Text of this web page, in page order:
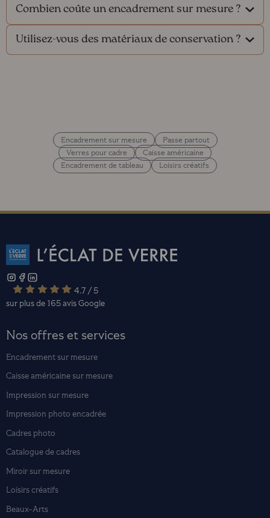
Combien coûte un encadrement sur mesure ?
Utilisez-vous des matériaux de conservation ?
Encadrement sur mesure
Passe partout
Verres pour cadre
Caisse américaine
Encadrement de tableau
Loisirs créatifs
4.7 / 5
sur plus de 165 avisGoogle
Nos offres et services
Encadrement sur mesure
Caisse américaine sur mesure
Impression sur mesure
Impression photo encadrée
Cadres photo
Catalogue de cadres
Miroir sur mesure
Loisirs créatifs
Beaux-Arts